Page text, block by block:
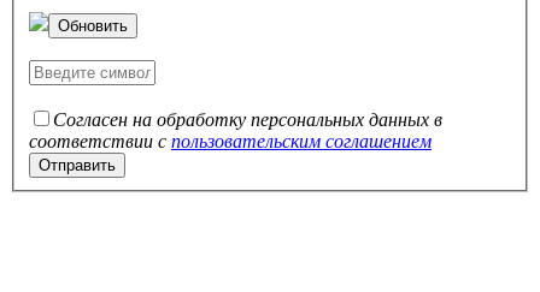
Обновить
Согласен на обработку персональных данных в
соответствии с пользовательским соглашением